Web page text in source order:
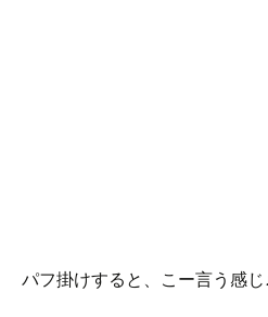
パフ掛けすると、こー言う感